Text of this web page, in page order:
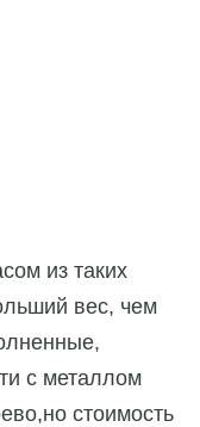
из таких
вес, чем
с металлом
стоимость